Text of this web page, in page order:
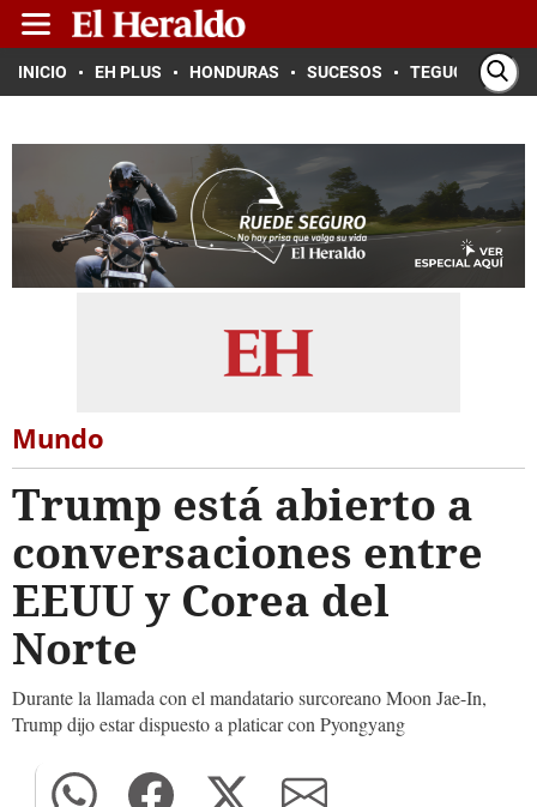
INICIO EH PLUS HONDURAS SUCESOS TEGUCIGALPA
Mundo
Trump está abierto a
conversaciones entre
EEUU y Corea del
Norte
Durante la llamada con el mandatario surcoreano Moon Jae-In,
Trump dijo estar dispuesto a platicar con Pyongyang